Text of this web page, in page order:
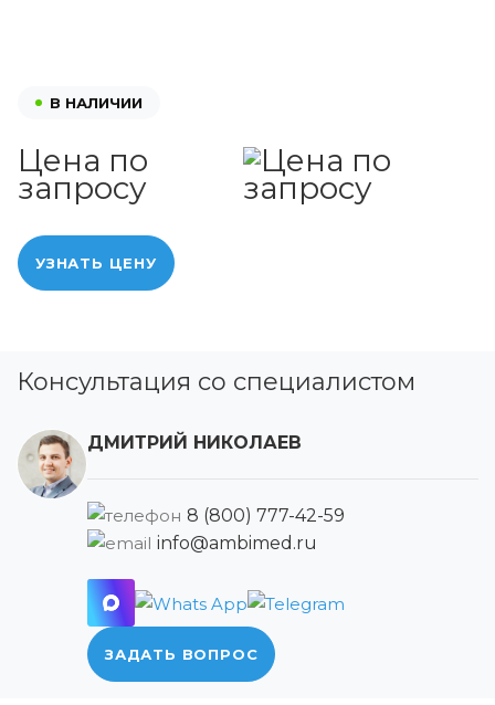
В НАЛИЧИИ
Цена по
запросу
УЗНАТЬ ЦЕНУ
Консультация со специалистом
ДМИТРИЙ НИКОЛАЕВ
8 (800) 777-42-59
info@ambimed.ru
ЗАДАТЬ ВОПРОС